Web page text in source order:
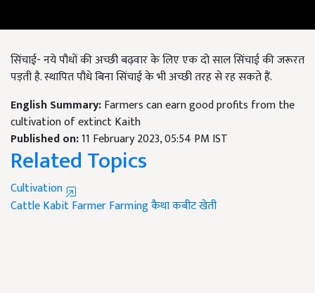
सिंचाई- नये पौधों की अच्छी बढ़वार के लिए एक दो साल सिंचाई की जरूरत
पड़ती है. स्थापित पौधे बिना सिंचाई के भी अच्छी तरह से रह सकते हैं.
English Summary:Farmers can earn good profits from the
cultivation of extinct Kaith
Published on:11 February 2023, 05:54 PM IST
Related Topics
Cultivation
CattleKabitFarmerFarmingकैथाकबीटखेती